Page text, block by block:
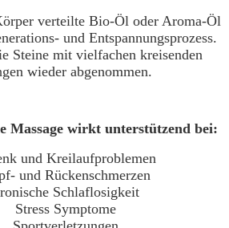
verteilte Bio-Öl oder Aroma-Öl
und Entspannungsprozess.
Steine mit vielfachen kreisenden
wieder abgenommen.
Massage wirkt unterstützend bei:
und Kreilaufproblemen
und Rückenschmerzen
Schlaflosigkeit
Stress Symptome